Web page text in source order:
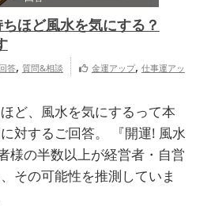
ほど風水を気にする？
回答, 質問&相談 金運アップ, 仕事運アッ
ど、風水を気にするって本
対するご回答。 『開運! 風水
様の半数以上が経営者・自営
その可能性を推測していま